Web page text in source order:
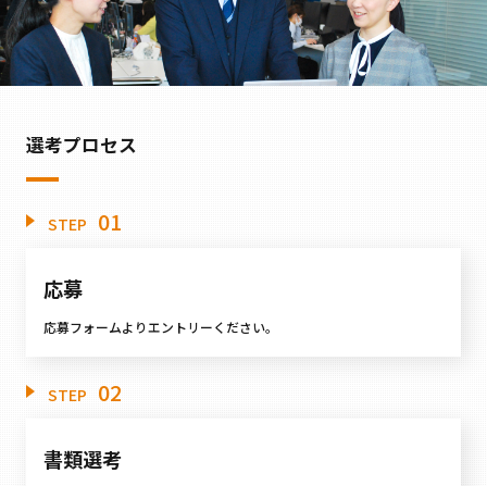
選考プロセス
STEP 01
応募
応募フォームよりエントリーください。
STEP 02
書類選考